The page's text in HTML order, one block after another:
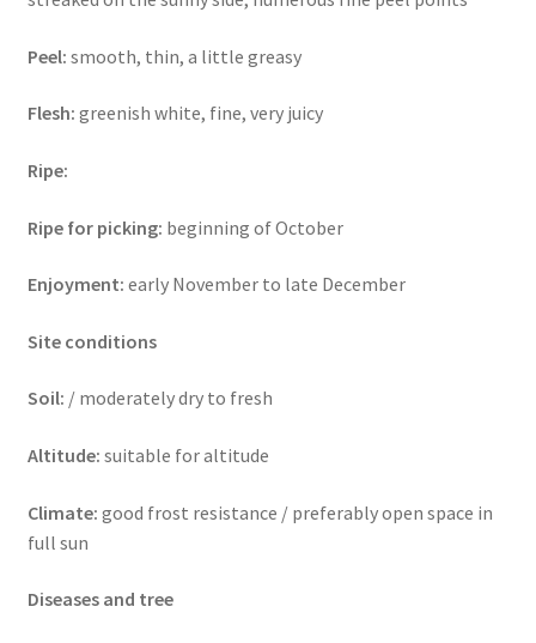
Peel: smooth, thin, a little greasy
Flesh: greenish white, fine, very juicy
Ripe:
Ripe for picking: beginning of October
Enjoyment: early November to late December
Site conditions
Soil: / moderately dry to fresh
Altitude: suitable for altitude
Climate: good frost resistance / preferably open space in
full sun
Diseases and tree